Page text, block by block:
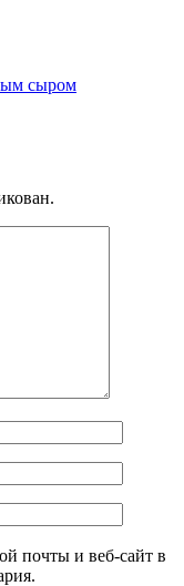
сыром
почты и веб-сайт в